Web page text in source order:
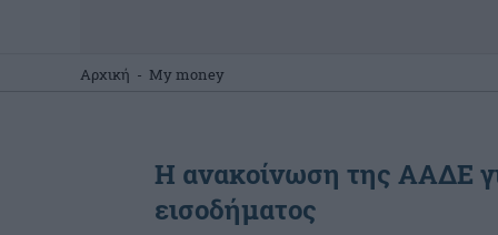
Αρχική - My money
Η ανακοίνωση της ΑΑΔΕ
εισοδήματος